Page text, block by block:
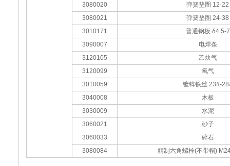
3080020
弹簧垫圈 12-22
3080021
弹簧垫圈 24-38
3010171
普通钢板 δ4.5-7
3090007
电焊条
3120105
乙炔气
3120099
氧气
3010059
镀锌铁丝 23#-
3040008
木板
3030009
水泥
3060021
砂子
3060033
碎石
3080084
精制六角螺栓(不带帽)